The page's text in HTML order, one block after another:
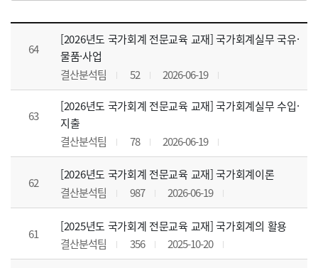
강의자료 목록 으로 번호, 제목, 작성자, 조회수, 등록 일, 첨부파일로 나열 되고 있습니다.
64
[2026년도 국가회계 전문교육 교재] 국가회계실무 국유·
물품·사업
결산분석팀
52 2026-06-19
63
[2026년도 국가회계 전문교육 교재] 국가회계실무 수입·
지출
결산분석팀
78 2026-06-19
62
[2026년도 국가회계 전문교육 교재] 국가회계이론
결산분석팀
987 2026-06-19
61
[2025년도 국가회계 전문교육 교재] 국가회계의 활용
결산분석팀
356 2025-10-20